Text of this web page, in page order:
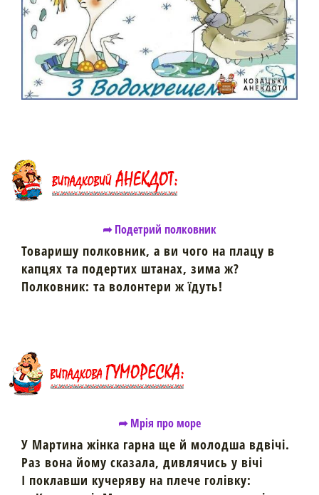
➦ Подетрий полковник
Товаришу полковник, а ви чого на плацу в
капцях та подертих штанах, зима ж?
Полковник: та волонтери ж їдуть!
➦ Мрія про море
У Мартина жінка гарна ще й молодша вдвічі.
Раз вона йому сказала, дивлячись у вічі
І поклавши кучеряву на плече голівку: